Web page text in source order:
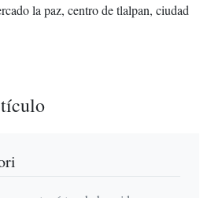
la paz, centro de tlalpan, ciudad